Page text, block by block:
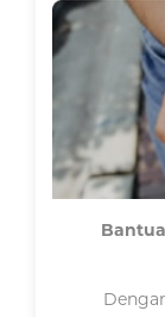
Namun, di